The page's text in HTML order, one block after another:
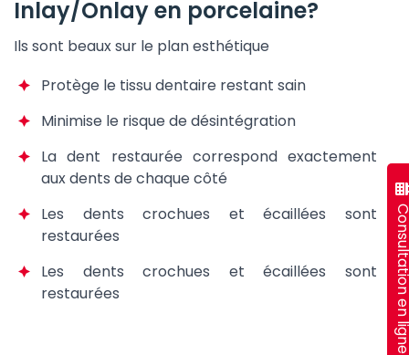
Inlay/Onlay en porcelaine?
Ils sont beaux sur le plan esthétique
Protège le tissu dentaire restant sain
Minimise le risque de désintégration
La dent restaurée correspond exactement
aux dents de chaque côté
Les dents crochues et écaillées sont
restaurées
Les dents crochues et écaillées sont
restaurées